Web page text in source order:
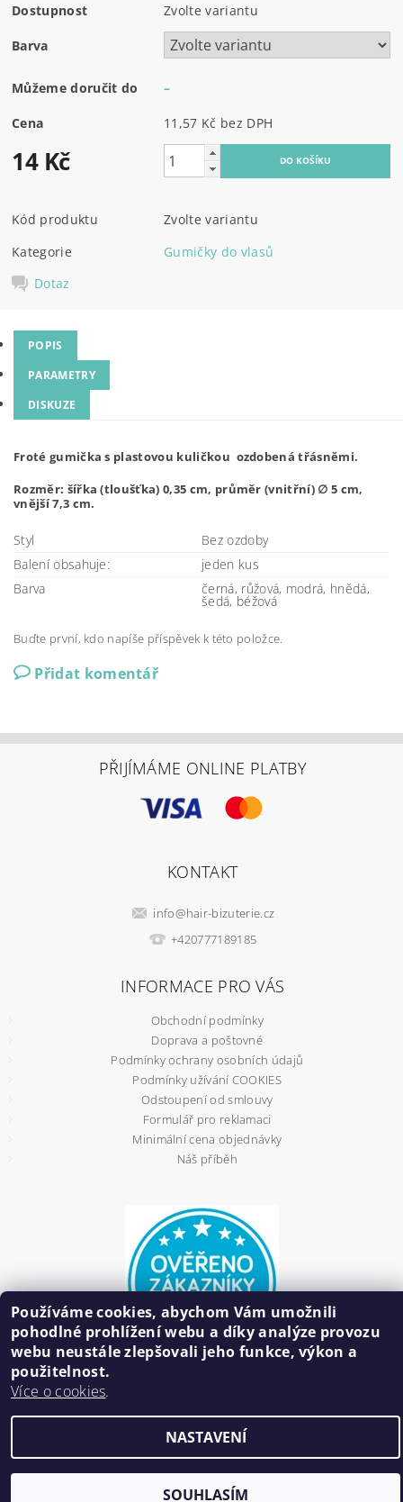
Dostupnost Zvolte variantu
Barva
Můžeme doručit do –
Cena 11,57 Kč bez DPH
14 Kč
Kód produktu
Zvolte variantu
Kategorie
Gumičky do vlasů
Dotaz
POPIS
PARAMETRY
DISKUZE
Froté gumička s plastovou kuličkou ozdobená třásněmi.
Rozměr: šířka (tloušťka) 0,35 cm, průměr (vnitřní) ∅ 5 cm,
vnější 7,3 cm.
Styl
Bez ozdoby
Balení obsahuje:
jeden kus
Barva
černá, růžová, modrá, hnědá,
šedá, béžová
Buďte první, kdo napíše příspěvek k této položce.
Přidat komentář
PŘIJÍMÁME ONLINE PLATBY
KONTAKT
info@hair-bizuterie.cz
+420777189185
INFORMACE PRO VÁS
Obchodní podmínky
Doprava a poštovné
Podmínky ochrany osobních údajů
Podmínky užívání COOKIES
Odstoupení od smlouvy
Formulář pro reklamaci
Minimální cena objednávky
Náš příběh
2026 ©HAIR BIŽUTERIE, všechna práva vyhrazena
Vytvořil Shoptet
Používáme cookies, abychom Vám umožnili
pohodlné prohlížení webu a díky analýze provozu
webu neustále zlepšovali jeho funkce, výkon a
použitelnost.
Více o cookies.
NASTAVENÍ
SOUHLASÍM